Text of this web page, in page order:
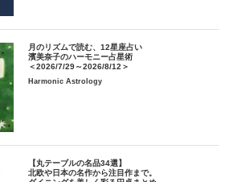
月のリズムで読む、12星座占い
濱美奈子のハーモニー占星術
＜2026/7/29～2026/8/12＞
Harmonic Astrology
【丸テーブルの名品34選】
北欧や日本の名作から注目作まで。